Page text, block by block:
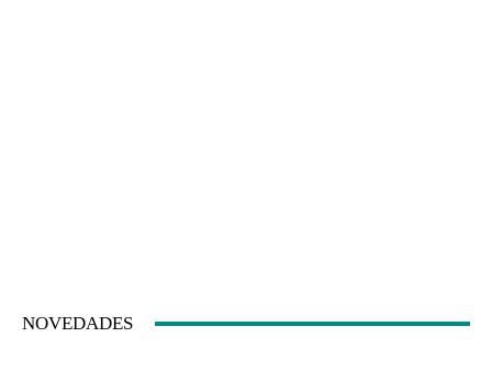
NOVEDADES